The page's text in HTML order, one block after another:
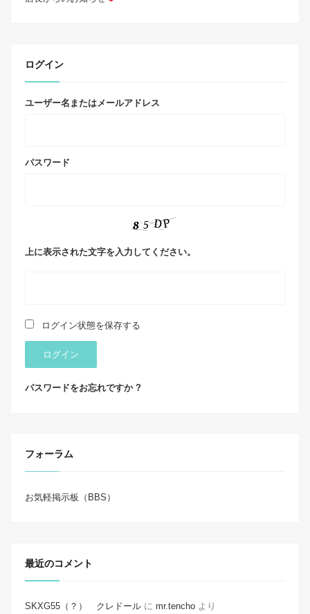
ログイン
ユーザー名またはメールアドレス
パスワード
上に表示された文字を入力してください。
ログイン状態を保存する
ログイン
パスワードをお忘れですか ?
フォーラム
お気軽掲示板（BBS）
最近のコメント
SKXG55（？） クレドール に mr.tencho より